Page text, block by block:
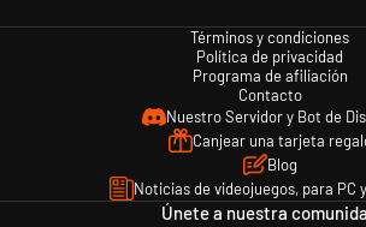
Términos y condiciones
Política de privacidad
Programa de afiliación
Contacto
Nuestro Servidor y Bot de
Canjear una tarjeta
Blog
Noticias de videojuegos, para PC
Únete a nuestra